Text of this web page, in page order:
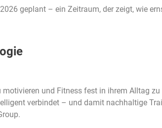
geplant – ein Zeitraum, der zeigt, wie
und Fitness fest in ihrem Alltag
verbindet – und damit nachhaltige